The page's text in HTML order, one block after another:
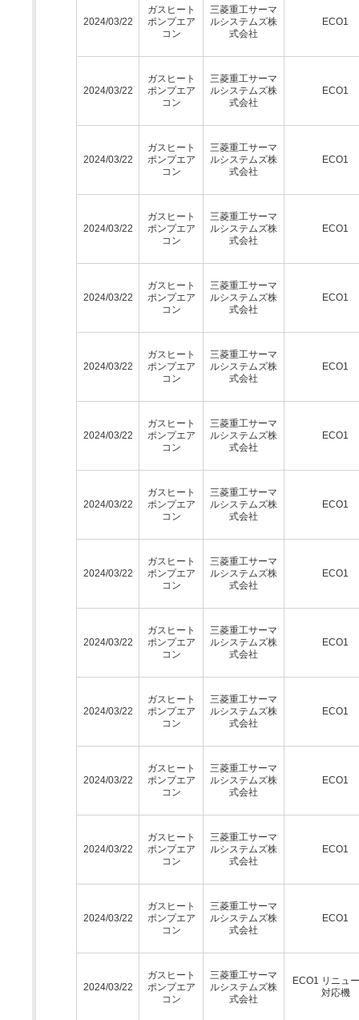
2024/03/22
ガスヒート
ポンプエア
コン
三菱重工サーマ
ルシステムズ株
式会社
ECO1
2024/03/22
ガスヒート
ポンプエア
コン
三菱重工サーマ
ルシステムズ株
式会社
ECO1
2024/03/22
ガスヒート
ポンプエア
コン
三菱重工サーマ
ルシステムズ株
式会社
ECO1
2024/03/22
ガスヒート
ポンプエア
コン
三菱重工サーマ
ルシステムズ株
式会社
ECO1
2024/03/22
ガスヒート
ポンプエア
コン
三菱重工サーマ
ルシステムズ株
式会社
ECO1
2024/03/22
ガスヒート
ポンプエア
コン
三菱重工サーマ
ルシステムズ株
式会社
ECO1
2024/03/22
ガスヒート
ポンプエア
コン
三菱重工サーマ
ルシステムズ株
式会社
ECO1
2024/03/22
ガスヒート
ポンプエア
コン
三菱重工サーマ
ルシステムズ株
式会社
ECO1
2024/03/22
ガスヒート
ポンプエア
コン
三菱重工サーマ
ルシステムズ株
式会社
ECO1
2024/03/22
ガスヒート
ポンプエア
コン
三菱重工サーマ
ルシステムズ株
式会社
ECO1
2024/03/22
ガスヒート
ポンプエア
コン
三菱重工サーマ
ルシステムズ株
式会社
ECO1
2024/03/22
ガスヒート
ポンプエア
コン
三菱重工サーマ
ルシステムズ株
式会社
ECO1
2024/03/22
ガスヒート
ポンプエア
コン
三菱重工サーマ
ルシステムズ株
式会社
ECO1
2024/03/22
ガスヒート
ポンプエア
コン
三菱重工サーマ
ルシステムズ株
式会社
ECO1
2024/03/22
ガスヒート
ポンプエア
コン
三菱重工サーマ
ルシステムズ株
式会社
ECO1 リニュ
対応機